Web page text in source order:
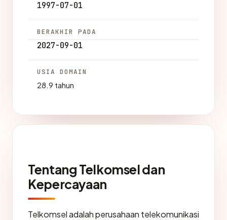
1997-07-01
BERAKHIR PADA
2027-09-01
USIA DOMAIN
28.9 tahun
Tentang Telkomsel dan
Kepercayaan
Telkomsel adalah perusahaan telekomunikasi